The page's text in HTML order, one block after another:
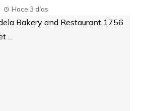
Hace 3 días